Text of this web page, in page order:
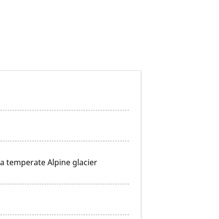
temperate Alpine glacier